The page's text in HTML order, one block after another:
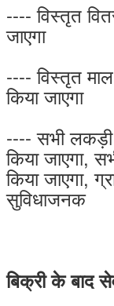
---- विस्तृत
जाएगा
---- विस्तृत
किया जाएगा
---- सभी लकड़ी
किया जाएगा,
किया जाएगा,
सुविधाजनक
बिक्री के बाद